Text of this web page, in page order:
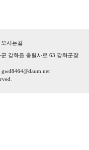
오시는길
강화읍 충렬사로 63 강화군장
gwd8464@daum.net